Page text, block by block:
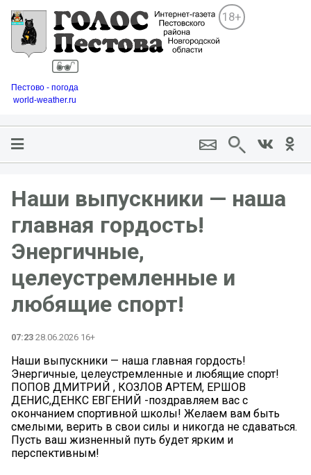
18+
Пестово - погода
world-weather.ru
Наши выпускники — наша
главная гордость!
Энергичные,
целеустремленные и
любящие спорт!
07:23 28.06.2026 16+
Наши выпускники — наша главная гордость!
Энергичные, целеустремленные и любящие спорт!
ПОПОВ ДМИТРИЙ , КОЗЛОВ АРТЕМ, ЕРШОВ
ДЕНИС,ДЕНКС ЕВГЕНИЙ -поздравляем вас с
окончанием спортивной школы! Желаем вам быть
смелыми, верить в свои силы и никогда не сдаваться.
Пусть ваш жизненный путь будет ярким и
перспективным!